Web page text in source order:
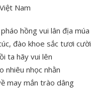
Nam
hồng vui lân địa múa
đào khoe sắc tươi cười
ta hãy vui lên
nhiêu nhọc nhằn
may mắn trào dâng